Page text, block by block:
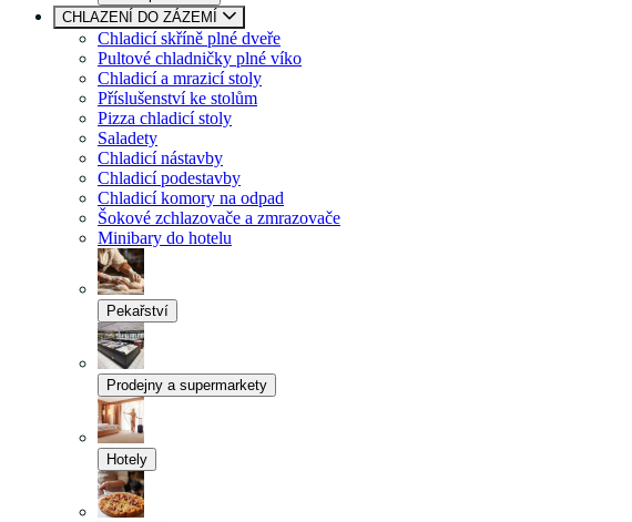
CHLAZENÍ DO ZÁZEMÍ
Chladicí skříně plné dveře
Pultové chladničky plné víko
Chladicí a mrazicí stoly
Příslušenství ke stolům
Pizza chladicí stoly
Saladety
Chladicí nástavby
Chladicí podestavby
Chladicí komory na odpad
Šokové zchlazovače a zmrazovače
Minibary do hotelu
Pekařství
Prodejny a supermarkety
Hotely